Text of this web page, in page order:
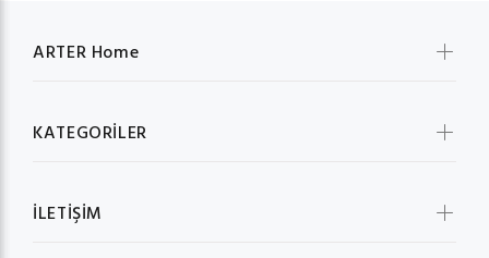
ARTER Home
KATEGORİLER
İLETİŞİM